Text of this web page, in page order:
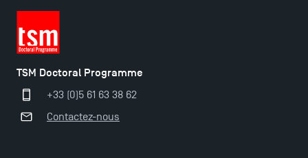
Ouverture des candidatures pour le Doctoral
TSM Doctoral Programme
+33 (0)5 61 63 38 62
Contactez-nous